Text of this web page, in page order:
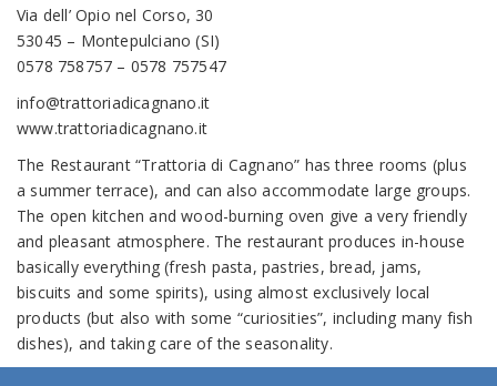
Via dell’ Opio nel Corso, 30
53045 – Montepulciano (SI)
0578 758757 – 0578 757547
info@trattoriadicagnano.it
www.trattoriadicagnano.it
The Restaurant “Trattoria di Cagnano” has three rooms (plus
a summer terrace), and can also accommodate large groups.
The open kitchen and wood-burning oven give a very friendly
and pleasant atmosphere. The restaurant produces in-house
basically everything (fresh pasta, pastries, bread, jams,
biscuits and some spirits), using almost exclusively local
products (but also with some “curiosities”, including many fish
dishes), and taking care of the seasonality.